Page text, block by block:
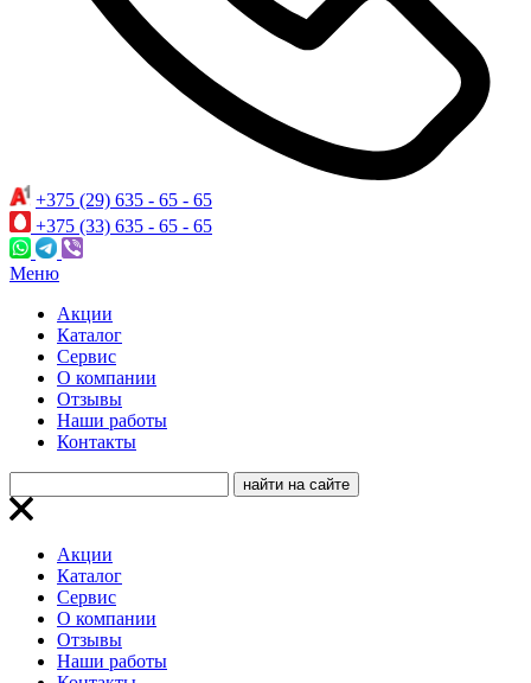
+375 (29) 635 - 65 - 65
+375 (33) 635 - 65 - 65
Меню
Акции
Каталог
Сервис
О компании
Отзывы
Наши работы
Контакты
Акции
Каталог
Сервис
О компании
Отзывы
Наши работы